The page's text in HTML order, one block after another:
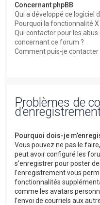
Concernant phpBB
Qui a développé ce logiciel
Pourquoi la fonctionnalité X
Qui contacter pour les
concernant ce forum ?
Comment puis-je
Problèmes de
Pourquoi dois-je
Vous pouvez ne pas le
peut avoir configuré les
s’enregistrer pour poster
l’enregistrement vous
fonctionnalités
comme les avatars
l’envoi de courriels aux